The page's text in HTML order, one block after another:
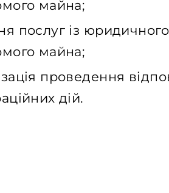
майна;
послуг із
майна;
проведення
дій.